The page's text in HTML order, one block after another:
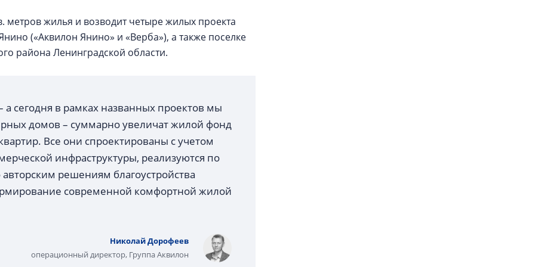
метров жилья и возводит четыре жилых проекта
(«Аквилон Янино» и «Верба»), а также поселке
района Ленинградской области.
сегодня в рамках названных проектов мы
домов – суммарно увеличат жилой фонд
Все они спроектированы с учетом
инфраструктуры, реализуются по
решениям благоустройства
современной комфортной жилой
Николай Дорофеев
операционный директор, Группа Аквилон